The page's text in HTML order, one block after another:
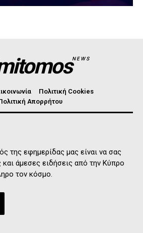
NEWS
Πολιτική Cookies
Απορρήτου
της εφημερίδας μας είναι να σας
άμεσες ειδήσεις από την Κύπρο
τον κόσμο.